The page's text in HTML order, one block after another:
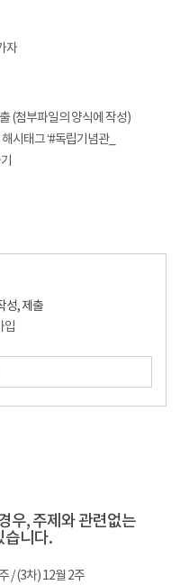
자
(첨부파일의 양식에 작성)
시태그 ‘#독립기념관_
성, 제출
입
우, 주제와 관련없는
습니다.
/ (3차) 12월 2주